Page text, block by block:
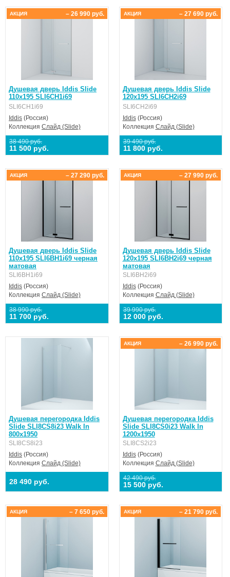
Душевая дверь Iddis Slide
110х195 SLI6CH1i69
SLI6CH1i69
Iddis (Россия)
Коллекция Слайд (Slide)
38 490 руб.
11 500 руб.
– 26 990 руб.
АКЦИЯ
Душевая дверь Iddis Slide
120х195 SLI6CH2i69
SLI6CH2i69
Iddis(Россия)
Коллекция Слайд (Slide)
39 490 руб.
11 800 руб.
– 27 690 руб.
АКЦИЯ
Душевая дверь Iddis Slide
110х195 SLI6BH1i69 черная
матовая
SLI6BH1i69
Iddis (Россия)
Коллекция Слайд (Slide)
38 990 руб.
11 700 руб.
– 27 290 руб.
АКЦИЯ
Душевая дверь Iddis Slide
120х195 SLI6BH2i69 черная
матовая
SLI6BH2i69
Iddis(Россия)
Коллекция Слайд (Slide)
39 990 руб.
12 000 руб.
– 27 990 руб.
АКЦИЯ
Душевая перегородка Iddis
Slide SLI8CS8i23 Walk In
800х1950
SLI8CS8i23
Iddis (Россия)
Коллекция Слайд (Slide)
28 490 руб.
Душевая перегородка Iddis
Slide SLI8CS0i23 Walk In
1200х1950
SLI8CS2i23
Iddis(Россия)
Коллекция Слайд (Slide)
42 490 руб.
15 500 руб.
– 26 990 руб.
АКЦИЯ
– 7 650 руб.
АКЦИЯ – 21 790 руб.
АКЦИЯ